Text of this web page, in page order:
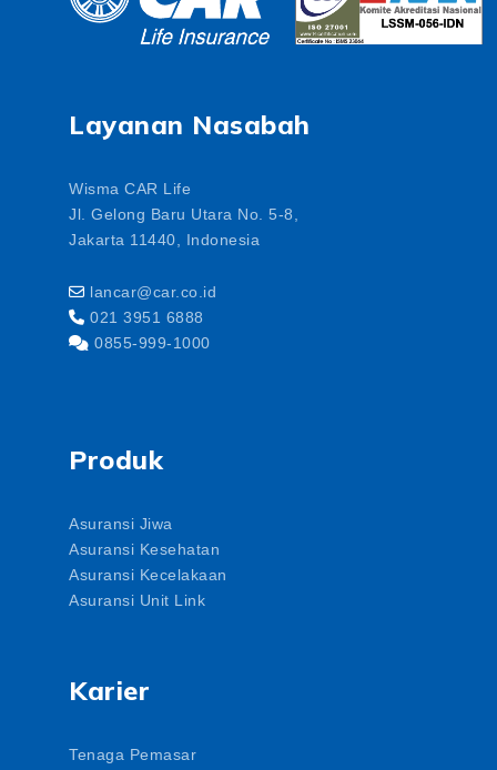
Layanan Nasabah
Wisma CAR Life
Jl. Gelong Baru Utara No. 5-8,
Jakarta 11440, Indonesia
lancar@car.co.id
021 3951 6888
0855-999-1000
Produk
Asuransi Jiwa
Asuransi Kesehatan
Asuransi Kecelakaan
Asuransi Unit Link
Karier
Tenaga Pemasar